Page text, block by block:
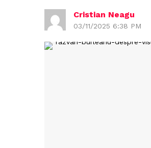
Cristian Neagu
03/11/2025 6:38 PM